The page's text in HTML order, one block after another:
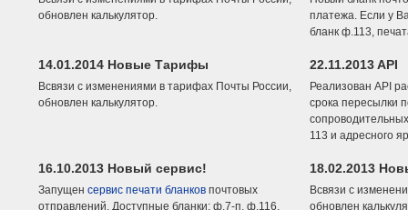
обновлен калькулятор.
платежа. Если у
бланк ф.113,
14.01.2014 Новые Тарифы
Всвязи с изменениями в тарифах Почты России,
обновлен калькулятор.
22.11.2013 API
Реализован API
срока пересылки
113 и адресного
16.10.2013 Новый сервис!
Запущен сервис печати бланков почтовых
отправлений. Доступные бланки: ф.7-п, ф.116,
18.02.2013
Всвязи с
обновлен